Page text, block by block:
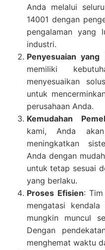
Anda melalui
14001 dengan
pengalaman yang
industri.
Penyesuaian yang
memiliki
menyesuaikan
untuk
perusahaan Anda.
Kemudahan
kami, Anda
meningkatkan
Anda dengan
untuk tetap sesuai
yang berlaku.
Proses Efisien:
mengatasi
mungkin muncul
Dengan
menghemat waktu